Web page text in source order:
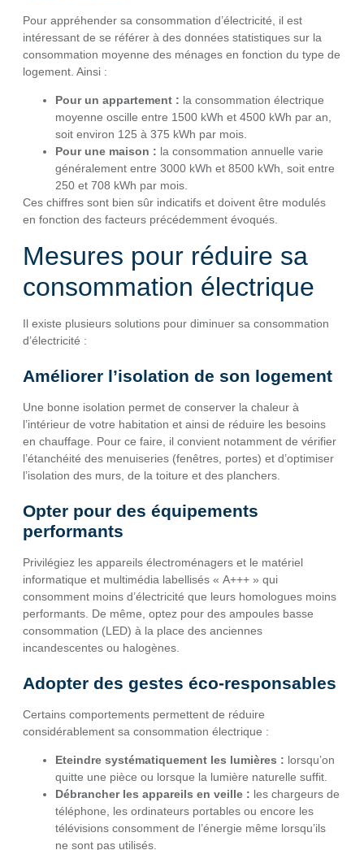
Pour appréhender sa consommation d’électricité, il est
intéressant de se référer à des données statistiques sur la
consommation moyenne des ménages en fonction du type de
logement. Ainsi :
Pour un appartement : la consommation électrique
moyenne oscille entre 1500 kWh et 4500 kWh par an,
soit environ 125 à 375 kWh par mois.
Pour une maison : la consommation annuelle varie
généralement entre 3000 kWh et 8500 kWh, soit entre
250 et 708 kWh par mois.
Ces chiffres sont bien sûr indicatifs et doivent être modulés
en fonction des facteurs précédemment évoqués.
Mesures pour réduire sa
consommation électrique
Il existe plusieurs solutions pour diminuer sa consommation
d’électricité :
Améliorer l’isolation de son logement
Une bonne isolation permet de conserver la chaleur à
l’intérieur de votre habitation et ainsi de réduire les besoins
en chauffage. Pour ce faire, il convient notamment de vérifier
l’étanchéité des menuiseries (fenêtres, portes) et d’optimiser
l’isolation des murs, de la toiture et des planchers.
Opter pour des équipements
performants
Privilégiez les appareils électroménagers et le matériel
informatique et multimédia labellisés « A+++ » qui
consomment moins d’électricité que leurs homologues moins
performants. De même, optez pour des ampoules basse
consommation (LED) à la place des anciennes
incandescentes ou halogènes.
Adopter des gestes éco-responsables
Certains comportements permettent de réduire
considérablement sa consommation électrique :
Eteindre systématiquement les lumières : lorsqu’on
quitte une pièce ou lorsque la lumière naturelle suffit.
Débrancher les appareils en veille : les chargeurs de
téléphone, les ordinateurs portables ou encore les
télévisions consomment de l’énergie même lorsqu’ils
ne sont pas utilisés.